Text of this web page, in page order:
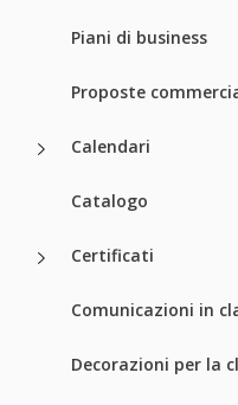
Piani di business
Proposte
Calendari
Catalogo
Certificati
Comunicazioni in
Decorazioni per la